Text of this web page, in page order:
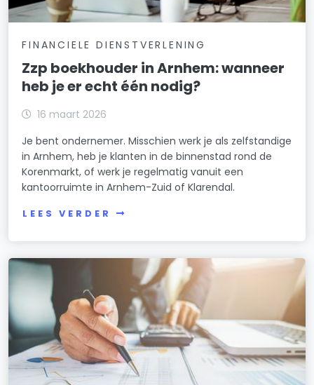
FINANCIELE DIENSTVERLENING
Zzp boekhouder in Arnhem: wanneer
heb je er echt één nodig?
16 maart 2026
Je bent ondernemer. Misschien werk je als zelfstandige
in Arnhem, heb je klanten in de binnenstad rond de
Korenmarkt, of werk je regelmatig vanuit een
kantoorruimte in Arnhem-Zuid of Klarendal.
LEES VERDER